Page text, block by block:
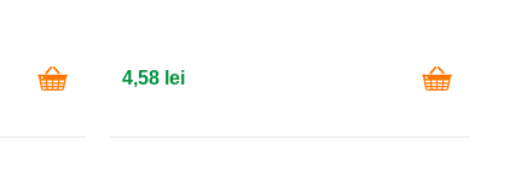
4,58 lei